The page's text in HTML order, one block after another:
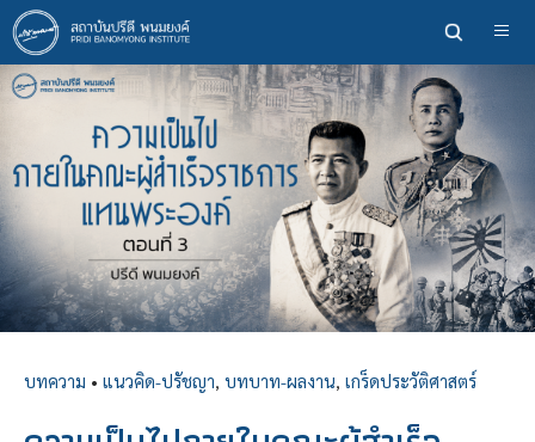
ข้าม
ไป
ยัง
เนื้อหา
บทความ • แนวคิด-ปรัชญา, บทบาท-ผลงาน, เกร็ดประวัติศาสตร์